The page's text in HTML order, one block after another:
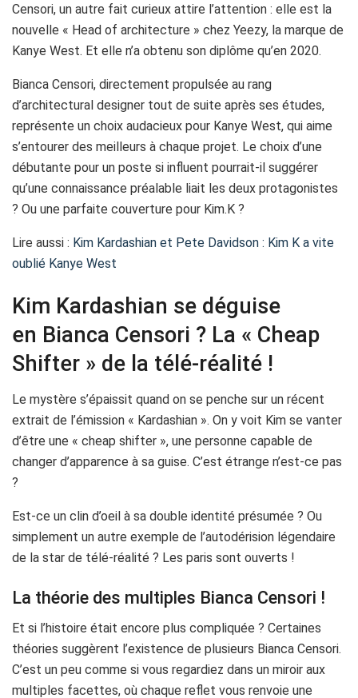
Censori, un autre fait curieux attire l’attention : elle est la
nouvelle « Head of architecture » chez Yeezy, la marque de
Kanye West. Et elle n’a obtenu son diplôme qu’en 2020.
Bianca Censori, directement propulsée au rang
d’architectural designer tout de suite après ses études,
représente un choix audacieux pour Kanye West, qui aime
s’entourer des meilleurs à chaque projet. Le choix d’une
débutante pour un poste si influent pourrait-il suggérer
qu’une connaissance préalable liait les deux protagonistes
? Ou une parfaite couverture pour Kim.K ?
Lire aussi : Kim Kardashian et Pete Davidson : Kim K a vite
oublié Kanye West
Kim Kardashian se déguise
en Bianca Censori ? La « Cheap
Shifter » de la télé-réalité !
Le mystère s’épaissit quand on se penche sur un récent
extrait de l’émission « Kardashian ». On y voit Kim se vanter
d’être une « cheap shifter », une personne capable de
changer d’apparence à sa guise. C’est étrange n’est-ce pas
?
Est-ce un clin d’oeil à sa double identité présumée ? Ou
simplement un autre exemple de l’autodérision légendaire
de la star de télé-réalité ? Les paris sont ouverts !
La théorie des multiples Bianca Censori !
Et si l’histoire était encore plus compliquée ? Certaines
théories suggèrent l’existence de plusieurs Bianca Censori.
C’est un peu comme si vous regardiez dans un miroir aux
multiples facettes, où chaque reflet vous renvoie une